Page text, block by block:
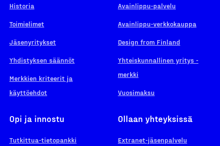
Historia
Toimielimet
Jäsenyritykset
Yhdistyksen säännöt
Merkkien kriteerit ja
käyttöehdot
Avainlippu-palvelu
Avainlippu-verkkokauppa
Design from Finland
Yhteiskunnallinen yritys -
merkki
Vuosimaksu
Opi ja innostu
Tutkittua-tietopankki
Ollaan yhteyksissä
Extranet-jäsenpalvelu